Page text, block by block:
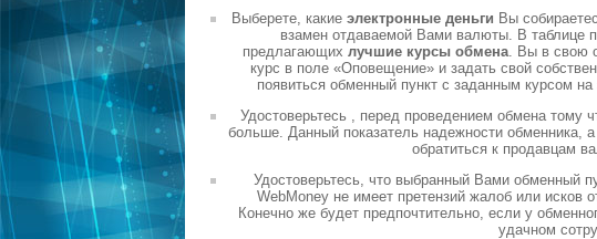
Выберете, какие электронные деньги Вы
взамен отдаваемой Вами валюты. В таблице
предлагающих лучшие курсы обмена. Вы в свою
курс в поле «Оповещение» и задать свой
появиться обменный пункт с заданным курсом
Удостоверьтесь , перед проведением обмена тому
больше. Данный показатель надежности обменника,
обратиться к продавцам
Удостоверьтесь, что выбранный Вами обменный
WebMoney не имеет претензий жалоб или исков
Конечно же будет предпочтительно, если у
удачном